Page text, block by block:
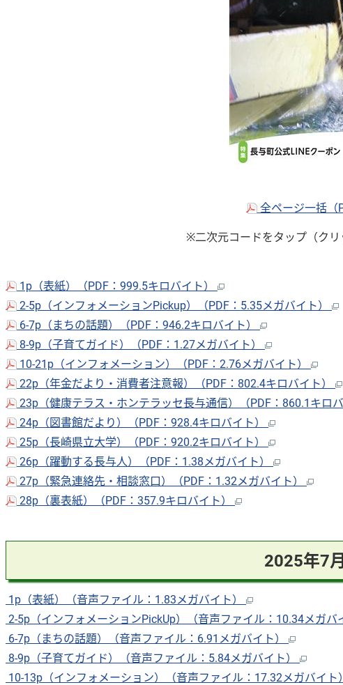
全ページ一括（
※二次元コードをタップ（クリ
1p（表紙）（PDF：999.5キロバイト）
2-5p（インフォメーションPickup）（PDF：5.35メガバイト）
6-7p（まちの話題）（PDF：946.2キロバイト）
8-9p（子育てガイド）（PDF：1.27メガバイト）
10-21p（インフォメーション）（PDF：2.76メガバイト）
22p（年金だより・消費者注意報）（PDF：802.4キロバイト）
23p（健康テラス・ホンテラッセ長与通信）（PDF：860.1キロ
24p（図書館だより）（PDF：928.4キロバイト）
25p（長崎県立大学）（PDF：920.2キロバイト）
26p（躍動する長与人）（PDF：1.38メガバイト）
27p（緊急連絡先・相談窓口）（PDF：1.32メガバイト）
28p（裏表紙）（PDF：357.9キロバイト）
2025年7
1p（表紙）（音声ファイル：1.83メガバイト）
2-5p（インフォメーションPickUp）（音声ファイル：10.34メガバ
6-7p（まちの話題）（音声ファイル：6.91メガバイト）
8-9p（子育てガイド）（音声ファイル：5.84メガバイト）
10-13p（インフォメーション）（音声ファイル：17.32メガバイト